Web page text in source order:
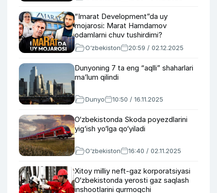
“Imarat Development”da uy
mojarosi: Marat Hamdamov
odamlarni chuv tushirdimi?
O‘zbekiston 20:59 / 02.12.2025
Dunyoning 7 ta eng “aqlli” shaharlari
ma’lum qilindi
Dunyo 10:50 / 16.11.2025
O‘zbekistonda Skoda poyezdlarini
yig‘ish yo‘lga qo‘yiladi
O‘zbekiston 16:40 / 02.11.2025
Xitoy milliy neft-gaz korporatsiyasi
O‘zbekistonda yerosti gaz saqlash
inshootlarini qurmoqchi